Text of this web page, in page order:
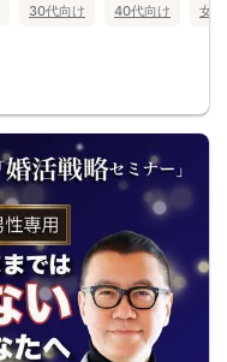
30代向け 40代向け 女